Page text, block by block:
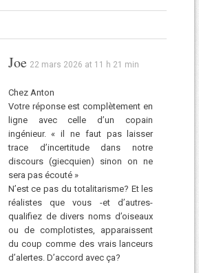
Joe 22 mars 2026 at 11 h 21 min
Chez Anton
Votre réponse est complètement en
ligne avec celle d’un copain
ingénieur. « il ne faut pas laisser
trace d’incertitude dans notre
discours (giecquien) sinon on ne
sera pas écouté »
N’est ce pas du totalitarisme? Et les
réalistes que vous -et d’autres-
qualifiez de divers noms d’oiseaux
ou de complotistes, apparaissent
du coup comme des vrais lanceurs
d’alertes. D’accord avec ça?